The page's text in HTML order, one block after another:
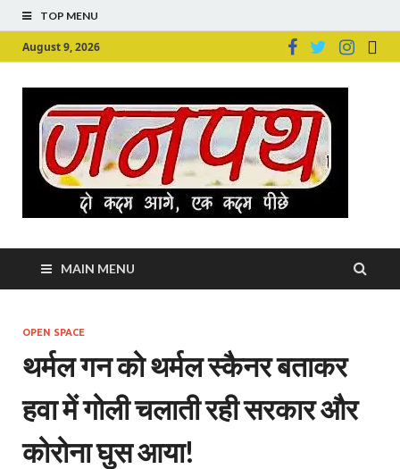
TOP MENU
August 9, 2026
MAIN MENU
OPEN SPACE
थर्मल गन को थर्मल स्कैनर बताकर
हवा में गोली चलाती रही सरकार और
कोरोना घुस आया!